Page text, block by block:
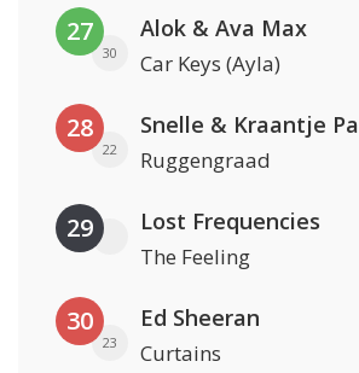
27
30
Alok & Ava Max
Car Keys (Ayla)
28
22
Snelle & Kraantje
Ruggengraad
29 Lost Frequencies
The Feeling
30
23
Ed Sheeran
Curtains